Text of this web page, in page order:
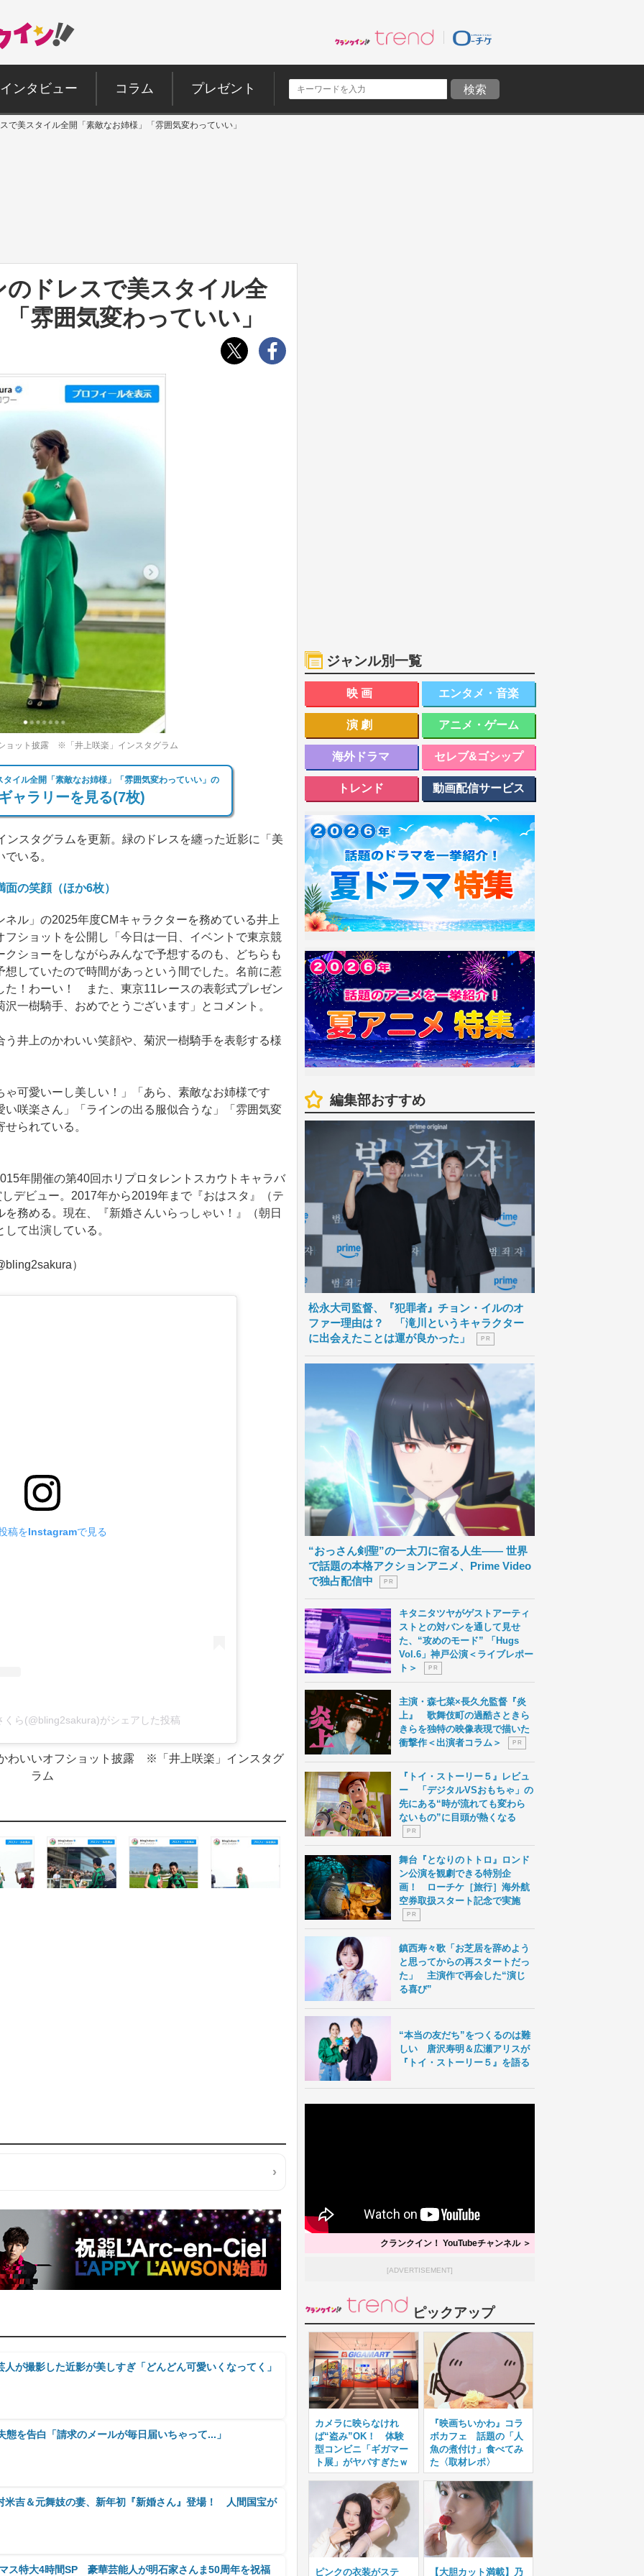
インタビュー コラム プレゼント
で美スタイル全開「素敵なお姉様」「雰囲気変わっていい」
ドレスで美スタイル全
雰囲気変わっていい」
ョット披露 ※「井上咲楽」インスタグラム
イル全開「素敵なお姉様」「雰囲気変わっていい」の
ャラリーを見る(7枚)
スタグラムを更新。緑のドレスを纏った近影に「美
いる。
の笑顔（ほか6枚）
ル」の2025年度CMキャラクターを務めている井上
ショットを公開し「今日は一日、イベントで東京競
ショーをしながらみんなで予想するのも、どちらも
していたので時間があっという間でした。名前に惹
た！わーい！ また、東京11レースの表彰式プレゼン
一樹騎手、おめでとうございます」とコメント。
井上のかわいい笑顔や、菊沢一樹騎手を表彰する様
可愛いーし美しい！」「あら、素敵なお姉様です
咲楽さん」「ラインの出る服似合うな」「雰囲気変
られている。
年開催の第40回ホリプロタレントスカウトキャラバ
デビュー。2017年から2019年まで『おはスタ』（テ
務める。現在、『新婚さんいらっしゃい！』（朝日
て出演している。
）
稿をInstagramで見る
くら(@bling2sakura)がシェアした投稿
わいいオフショット披露 ※「井上咲楽」インスタグ
ラム
が撮影した近影が美しすぎ「どんどん可愛いくなってく」
を告白「請求のメールが毎日届いちゃって...」
米吉＆元舞妓の妻、新年初『新婚さん』登場！ 人間国宝が
ス特大4時間SP 豪華芸能人が明石家さんま50周年を祝福
ジャンル別一覧
映画 エンタメ・音楽
演劇 アニメ・ゲーム
海外ドラマ セレブ&ゴシップ
トレンド 動画配信サービス
編集部おすすめ
松永大司監督、『犯罪者』チョン・イルのオ
ファー理由は？ 「滝川というキャラクター
に出会えたことは運が良かった」
P R
“おっさん剣聖”の一太刀に宿る人生―― 世界
で話題の本格アクションアニメ、Prime Video
で独占配信中
P R
キタニタツヤがゲストアーティ
ストとの対バンを通して見せ
た、“攻めのモード” 「Hugs
Vol.6」神戸公演＜ライブレポー
ト＞
P R
主演・森七菜×長久允監督『炎
上』 歌舞伎町の過酷さときら
きらを独特の映像表現で描いた
衝撃作＜出演者コラム＞
P R
『トイ・ストーリー５』レビュ
ー 「デジタルVSおもちゃ」の
先にある“時が流れても変わら
ないもの”に目頭が熱くなる
P R
舞台『となりのトトロ』ロンド
ン公演を観劇できる特別企
画！ ローチケ［旅行］海外航
空券取扱スタート記念で実施
P R
鎮西寿々歌「お芝居を辞めよう
と思ってからの再スタートだっ
た」 主演作で再会した“演じ
る喜び”
“本当の友だち”をつくるのは難
しい 唐沢寿明＆広瀬アリスが
『トイ・ストーリー５』を語る
クランクイン！ YouTubeチャンネル ＞
[ADVERTISEMENT]
ピックアップ
カメラに映らなけれ
ば“盗み”OK！ 体験
型コンビニ「ギガマー
ト展」がヤバすぎたｗ
『映画ちいかわ』コラ
ボカフェ 話題の「人
魚の煮付け」食べてみ
た〈取材レポ〉
ピンクの衣装がステ 【大胆カット満載】乃